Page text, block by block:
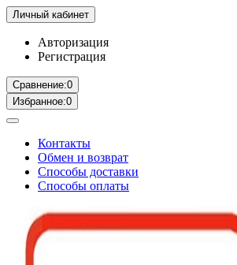
Личный кабинет
Авторизация
Регистрация
Сравнение:0
Избранное:0
Контакты
Обмен и возврат
Способы доставки
Способы оплаты